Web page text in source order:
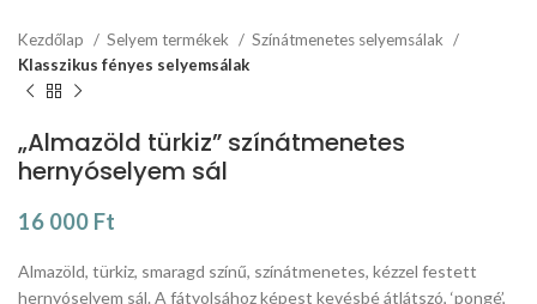
Kezdőlap Selyem termékek
Színátmenetes selyemsálak
Klasszikus fényes selyemsálak
„Almazöld türkiz” színátmenetes
hernyóselyem sál
16 000 Ft
Almazöld, türkiz, smaragd színű, színátmenetes, kézzel festett
hernyóselyem sál. A fátyolsához képest kevésbé átlátszó, ‘pongé’,